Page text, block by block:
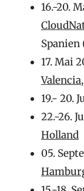
16.-20.
17. Mai
Valencia
19.- 20.
22.-26.
Holland
05.